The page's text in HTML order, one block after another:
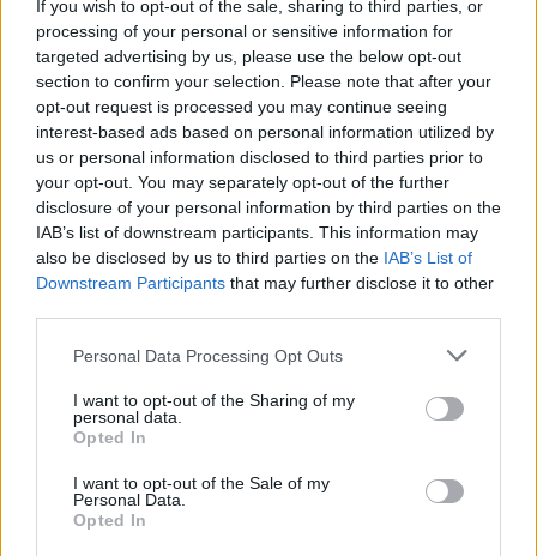
If you wish to opt-out of the sale, sharing to third parties, or
processing of your personal or sensitive information for
targeted advertising by us, please use the below opt-out
section to confirm your selection. Please note that after your
opt-out request is processed you may continue seeing
interest-based ads based on personal information utilized by
us or personal information disclosed to third parties prior to
your opt-out. You may separately opt-out of the further
disclosure of your personal information by third parties on the
IAB’s list of downstream participants. This information may
also be disclosed by us to third parties on the IAB’s List of
Downstream Participants that may further disclose it to other
Personal Data Processing Opt Outs
I want to opt-out of the Sharing of my
personal data.
Opted In
I want to opt-out of the Sale of my
Personal Data.
Opted In
Marcos Leonardo laat eerste indruk achter bij
Ajax: 'Hier gaan fans van genieten'
Resterend oefenprogramma Ajax: waar zijn de
duels te zien
Ajax groeit onder Míchel, maar transfermarkt
blijft cruciaal
Ajax-talent Mohamed Abdalla schrijft Europese
geschiedenis
de basis bij FC Barcelona
Ouazane met Lionel Messi